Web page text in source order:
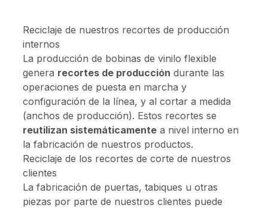
Reciclaje de nuestros recortes de producción
internos
La producción de bobinas de vinilo flexible
genera recortes de producción durante las
operaciones de puesta en marcha y
configuración de la línea, y al cortar a medida
(anchos de producción). Estos recortes se
reutilizan sistemáticamentea nivel interno en
la fabricación de nuestros productos.
Reciclaje de los recortes de corte de nuestros
clientes
La fabricación de puertas, tabiques u otras
piezas por parte de nuestros clientes puede